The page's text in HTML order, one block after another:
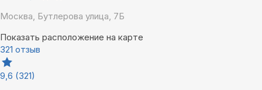
Москва, Бутлерова улица, 7Б
Показать расположение на карте
321 отзыв
9,6 (321)